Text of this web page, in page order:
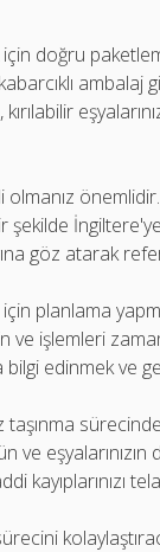
doğru
ambalaj
şekilde
göz atarak
planlama
ve işlemleri
bilgi edinmek ve
taşınma
kayıplarınızı